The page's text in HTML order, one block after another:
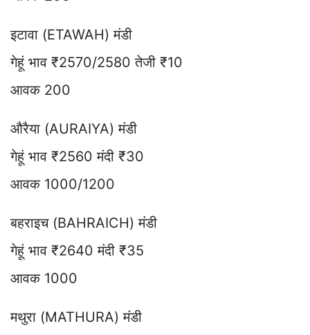
इटावा (ETAWAH) मंडी
गेहूं भाव ₹2570/2580 तेजी ₹10
आवक 200
औरैया (AURAIYA) मंडी
गेहूं भाव ₹2560 मंदी ₹30
आवक 1000/1200
बहराइच (BAHRAICH) मंडी
गेहूं भाव ₹2640 मंदी ₹35
आवक 1000
मथुरा (MATHURA) मंडी